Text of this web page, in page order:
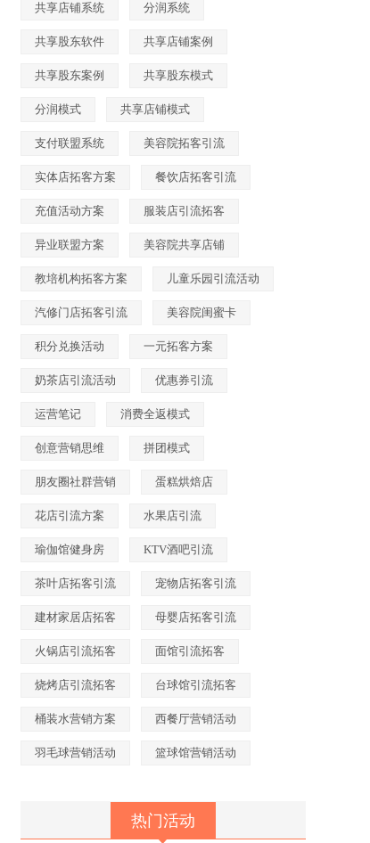
共享店铺系统 分润系统
共享股东软件 共享店铺案例
共享股东案例 共享股东模式
分润模式 共享店铺模式
支付联盟系统 美容院拓客引流
实体店拓客方案 餐饮店拓客引流
充值活动方案 服装店引流拓客
异业联盟方案 美容院共享店铺
教培机构拓客方案 儿童乐园引流活动
汽修门店拓客引流 美容院闺蜜卡
积分兑换活动 一元拓客方案
奶茶店引流活动 优惠券引流
运营笔记 消费全返模式
创意营销思维 拼团模式
朋友圈社群营销 蛋糕烘焙店
花店引流方案 水果店引流
瑜伽馆健身房 KTV酒吧引流
茶叶店拓客引流 宠物店拓客引流
建材家居店拓客 母婴店拓客引流
火锅店引流拓客 面馆引流拓客
烧烤店引流拓客 台球馆引流拓客
桶装水营销方案 西餐厅营销活动
羽毛球营销活动 篮球馆营销活动
热门活动